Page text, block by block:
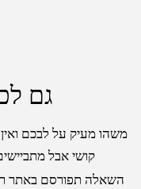
גם
משהו מעיק על לבכם
קושי אבל
השאלה תפורסם באתר